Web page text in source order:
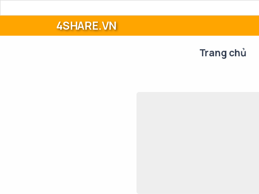
4SHARE.VN
Trang chủ